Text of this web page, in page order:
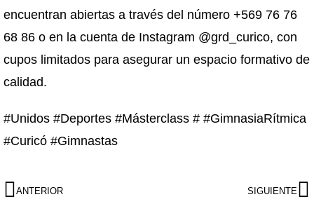
encuentran abiertas a través del número +569 76 76
68 86 o en la cuenta de Instagram @grd_curico, con
cupos limitados para asegurar un espacio formativo de
calidad.
#Unidos #Deportes #Másterclass # #GimnasiaRítmica
#Curicó #Gimnastas
ANTERIOR SIGUIENTE